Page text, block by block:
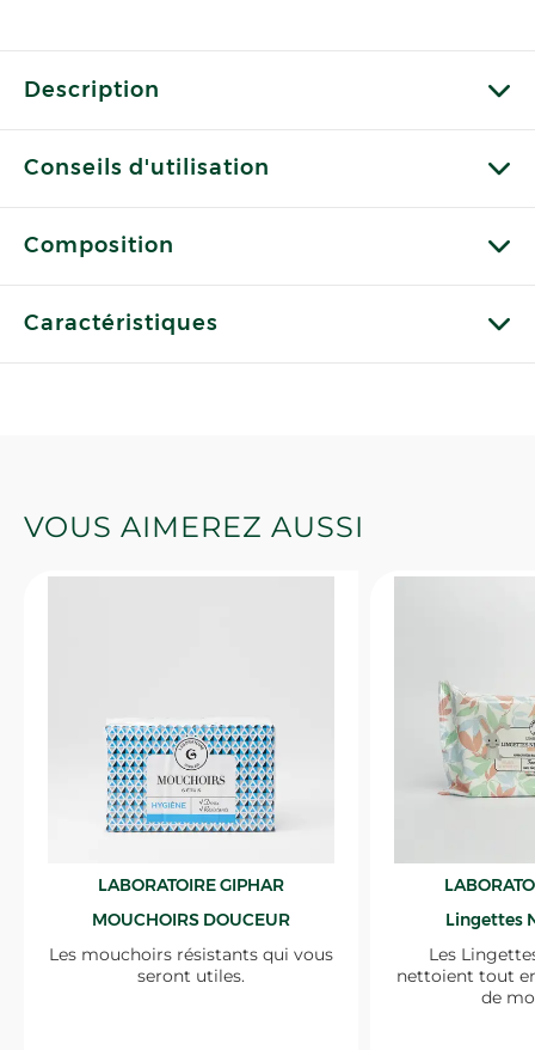
Description
Conseils d'utilisation
Composition
Caractéristiques
VOUS AIMEREZ AUSSI
LABORATOIRE GIPHAR
MOUCHOIRS DOUCEUR
Les mouchoirs résistants qui vous
seront utiles.
Lingettes
Les
nettoient tout
de